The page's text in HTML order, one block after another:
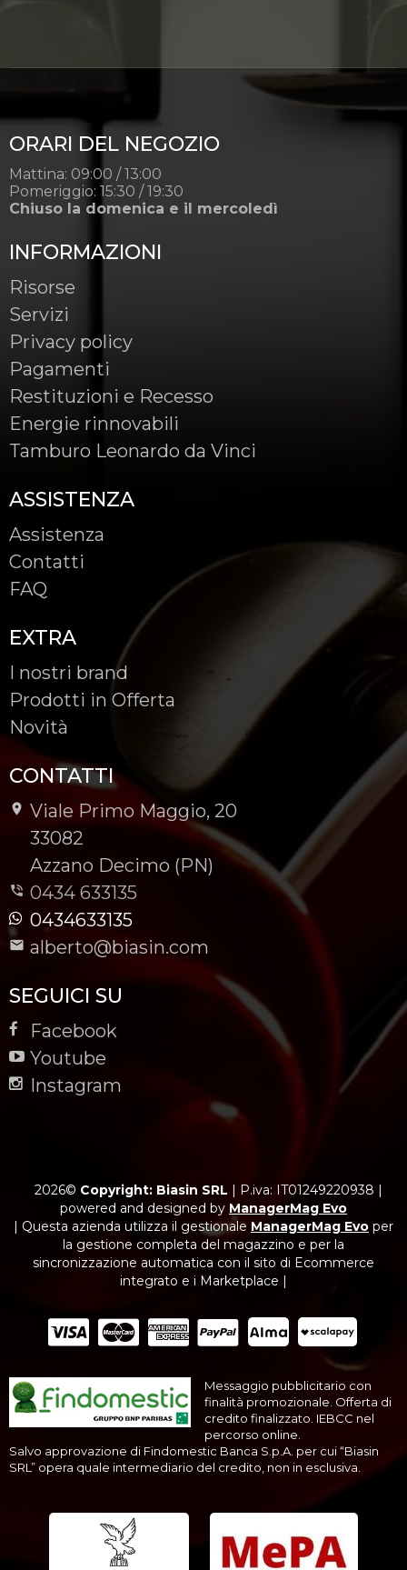
ORARI DEL NEGOZIO
Mattina: 09:00 / 13:00
Pomeriggio: 15:30 / 19:30
Chiuso la domenica e il mercoledì
INFORMAZIONI
Risorse
Servizi
Privacy policy
Pagamenti
Restituzioni e Recesso
Energie rinnovabili
Tamburo Leonardo da Vinci
ASSISTENZA
Assistenza
Contatti
FAQ
EXTRA
I nostri brand
Prodotti in Offerta
Novità
CONTATTI
Viale Primo Maggio, 20
-
33082
-
Azzano Decimo (PN)
0434 633135
0434633135
alberto@biasin.com
SEGUICI SU
Facebook
Youtube
Instagram
2026© Copyright: Biasin SRL | P.iva: IT01249220938 |
powered and designed by ManagerMag Evo
| Questa azienda utilizza il gestionale ManagerMag Evo per
la gestione completa del magazzino e per la
sincronizzazione automatica con il sito di Ecommerce
integrato e i Marketplace |
Messaggio pubblicitario con
finalità promozionale. Offerta di
credito finalizzato. IEBCC nel
percorso online.
Salvo approvazione di Findomestic Banca S.p.A. per cui “Biasin
SRL” opera quale intermediario del credito, non in esclusiva.